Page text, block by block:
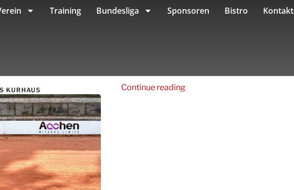
Training Bundesliga Sponsoren Bistro Kontakt
KURHAUS Continue reading